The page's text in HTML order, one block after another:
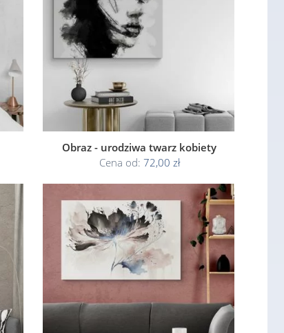
Obraz - urodziwa twarz kobiety
Cena od: 72,00 zł